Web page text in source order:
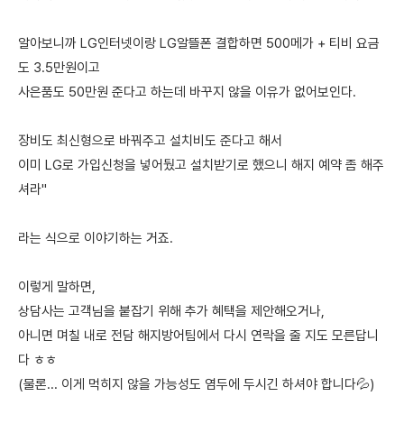
알아보니까 LG인터넷이랑 LG알뜰폰 결합하면 500메가 + 티비 요금
도 3.5만원이고
사은품도 50만원 준다고 하는데 바꾸지 않을 이유가 없어보인다.
장비도 최신형으로 바꿔주고 설치비도 준다고 해서
이미 LG로 가입신청을 넣어뒀고 설치받기로 했으니 해지 예약 좀 해주
셔라"
라는 식으로 이야기하는 거죠.
이렇게 말하면,
상담사는 고객님을 붙잡기 위해 추가 혜택을 제안해오거나,
아니면 며칠 내로 전담 해지방어팀에서 다시 연락을 줄 지도 모른답니
다 ㅎㅎ
(물론... 이게 먹히지 않을 가능성도 염두에 두시긴 하셔야 합니다💦)